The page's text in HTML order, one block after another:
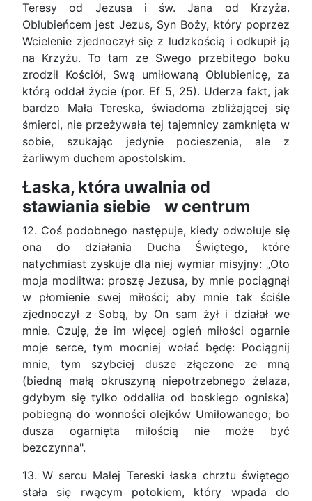
Teresy od Jezusa i św. Jana od Krzyża.
Oblubieńcem jest Jezus, Syn Boży, który poprzez
Wcielenie zjednoczył się z ludzkością i odkupił ją
na Krzyżu. To tam ze Swego przebitego boku
zrodził Kościół, Swą umiłowaną Oblubienicę, za
którą oddał życie (por. Ef 5, 25). Uderza fakt, jak
bardzo Mała Tereska, świadoma zbliżającej się
śmierci, nie przeżywała tej tajemnicy zamknięta w
sobie, szukając jedynie pocieszenia, ale z
żarliwym duchem apostolskim.
Łaska, która uwalnia od
stawiania siebie w centrum
12. Coś podobnego następuje, kiedy odwołuje się
ona do działania Ducha Świętego, które
natychmiast zyskuje dla niej wymiar misyjny: „Oto
moja modlitwa: proszę Jezusa, by mnie pociągnął
w płomienie swej miłości; aby mnie tak ściśle
zjednoczył z Sobą, by On sam żył i działał we
mnie. Czuję, że im więcej ogień miłości ogarnie
moje serce, tym mocniej wołać będę: Pociągnij
mnie, tym szybciej dusze złączone ze mną
(biedną małą okruszyną niepotrzebnego żelaza,
gdybym się tylko oddaliła od boskiego ogniska)
pobiegną do wonności olejków Umiłowanego; bo
dusza ogarnięta miłością nie może być
bezczynna".
13. W sercu Małej Tereski łaska chrztu świętego
stała się rwącym potokiem, który wpada do